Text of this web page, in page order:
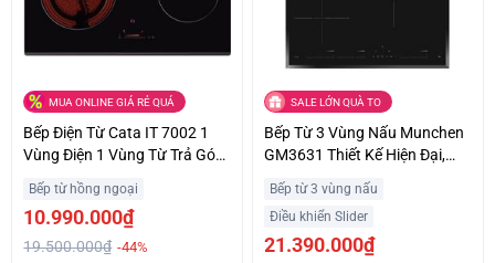
MUA ONLINE GIÁ RẺ QUÁ
Bếp Điện Từ Cata IT 7002 1
Vùng Điện 1 Vùng Từ Trả Góp
Bếp từ hồng ngoại
10.990.000₫
19.500.000₫ -44%
SALE LỚN QUÀ TO
Bếp Từ 3 Vùng Nấu Munchen
GM3631 Thiết Kế Hiện Đại,
Bếp từ 3 vùng nấu
Điều khiển Slider
21.390.000₫